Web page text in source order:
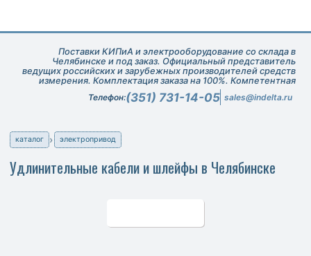
Поставки КИПиА и электрооборудование со склада в
Челябинске и под заказ. Официальный представитель
ведущих российских и зарубежных производителей средств
измерения. Комплектация заказа на 100%. Компетентная
техническая поддержка при подборе оборудования.
Телефон:(351) 731-14-05 sales@indelta.ru
каталог электропривод
Удлинительные кабели и шлейфы в Челябинске